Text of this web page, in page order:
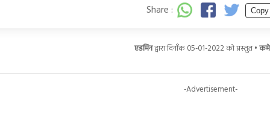
Share : Copy
एडमिनद्वारा दिनाँक 05-01-2022 को प्रस्तुत •
-Advertisement-